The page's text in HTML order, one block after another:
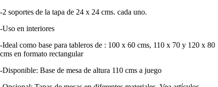
-2 soportes de la tapa de 24 x 24 cms. cada uno.
-Uso en interiores
-Ideal como base para tableros de : 100 x 60 cms, 110 x 70 y 120 x 80
cms en formato rectangular
-Disponible: Base de mesa de altura 110 cms a juego